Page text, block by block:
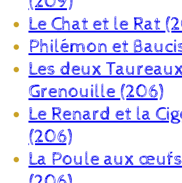
Le Chat et le Rat
Philémon et
Les deux
Grenouille (206)
Le Renard et la
(206)
La Poule aux œufs